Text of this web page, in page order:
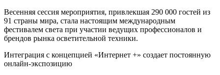
Весенняя сессия мероприятия, привлекшая 290 000 гостей из
91 страны мира, стала настоящим международным
фестивалем света при участии ведущих профессионалов и
брендов рынка осветительной техники.
Интеграция с концепцией «Интернет +» создает постоянную
онлайн-экспозицию